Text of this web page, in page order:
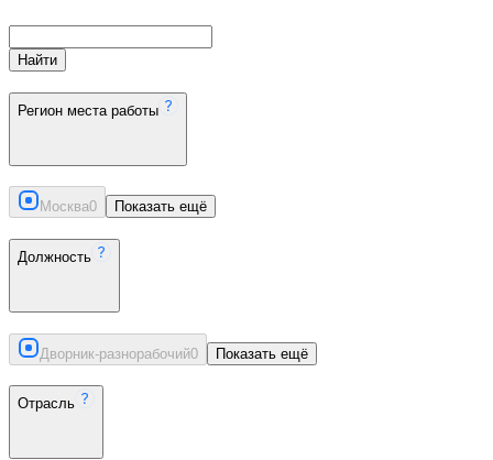
Найти
Регион места работы
Москва0 Показать ещё
Должность
Дворник-разнорабочий0 Показать ещё
Отрасль